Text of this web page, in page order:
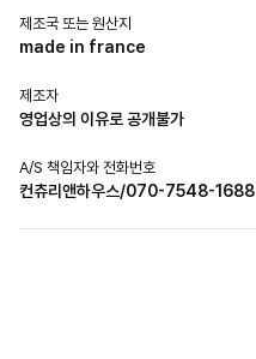
제조국 또는 원산지
made in france
제조자
영업상의 이유로 공개불가
A/S 책임자와 전화번호
컨츄리앤하우스/070-7548-1688